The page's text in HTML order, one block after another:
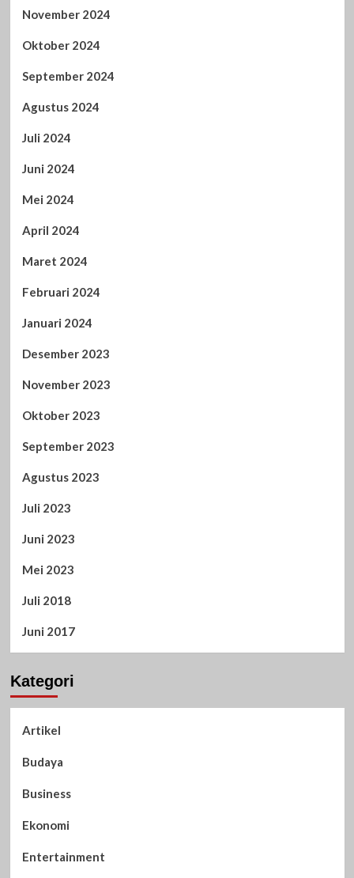
November 2024
Oktober 2024
September 2024
Agustus 2024
Juli 2024
Juni 2024
Mei 2024
April 2024
Maret 2024
Februari 2024
Januari 2024
Desember 2023
November 2023
Oktober 2023
September 2023
Agustus 2023
Juli 2023
Juni 2023
Mei 2023
Juli 2018
Juni 2017
Kategori
Artikel
Budaya
Business
Ekonomi
Entertainment